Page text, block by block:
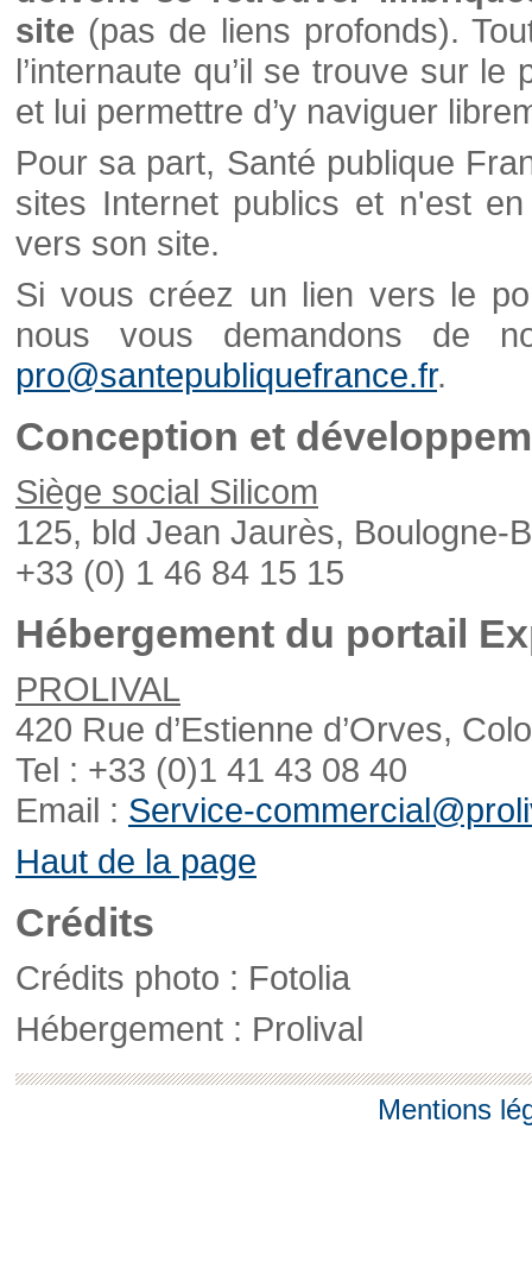
site (pas de liens profonds).
l’internaute qu’il se trouve sur
et lui permettre d’y naviguer
Pour sa part, Santé publique
sites Internet publics et n'est
vers son site.
Si vous créez un lien vers le
nous vous demandons de
pro@santepubliquefrance.fr.
Conception et
Siège social Silicom
125, bld Jean Jaurès, Boulogne-
+33 (0) 1 46 84 15 15
Hébergement du portail
PROLIVAL
420 Rue d’Estienne d’Orves,
Tel : +33 (0)1 41 43 08 40
Email : Service-
Haut de la page
Crédits
Crédits photo : Fotolia
Hébergement : Prolival
Mentions